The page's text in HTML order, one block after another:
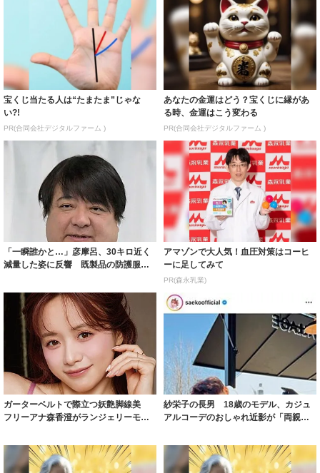
宝くじ当たる人は“たまたま”じゃな
い?!
PR(合同会社デジタルファーム )
あなたの金運はどう？宝くじに縁があ
る時、金運はこう変わる
PR(合同会社デジタルファーム )
「一瞬誰かと…」彦摩呂、30キロ近く
減量した姿に反響 既製品の防護服が
アマゾンで大人気！血圧対策はコーヒ
ーに足してみて
PR(森永乳業)
ガーターベルトで際立つ妖艶脚線美
フリーアナ森香澄がランジェリーモデ
紗栄子の長男 18歳のモデル、カジュ
アルコーデのおしゃれ近影が「両親の